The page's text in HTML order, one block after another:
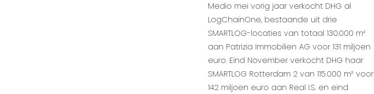
Medio mei vorig jaar verkocht DHG al
LogChainOne, bestaande uit drie
SMARTLOG-locaties van totaal 130.000 m²
aan Patrizia Immobilien AG voor 131 miljoen
euro. Eind November verkocht DHG haar
SMARTLOG Rotterdam 2 van 115.000 m² voor
142 miljoen euro aan Real I.S. en eind